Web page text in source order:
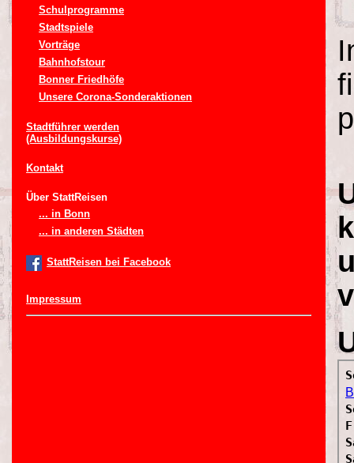
Schulprogramme
Stadtspiele
Vorträge
Bahnhofstour
Bonner Friedhöfe
Unsere Corona-Sonderaktionen
Stadtführer werden
(Ausbildungskurse)
Kontakt
Über StattReisen
... in Bonn
... in anderen Städten
StattReisen bei Facebook
Impressum